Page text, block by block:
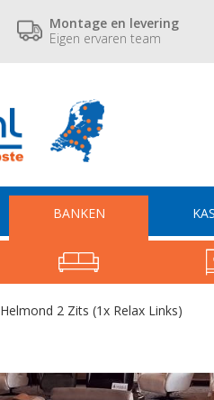
Montage en levering
Eigen ervaren team
BANKEN
Helmond 2 Zits (1x Relax Links)